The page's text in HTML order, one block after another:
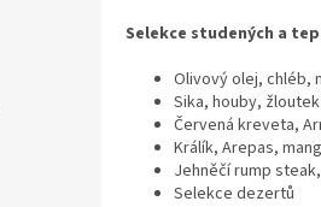
Selekce studených a
Olivový olej, chléb,
Sika, houby, žloutek
Červená kreveta,
Králík, Arepas,
Jehněčí rump
Selekce dezertů